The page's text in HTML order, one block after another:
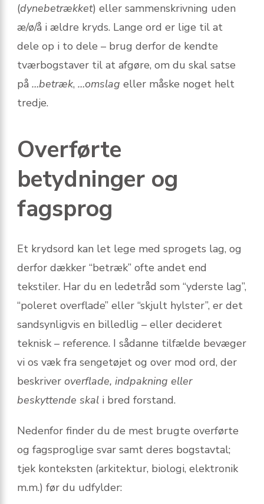
(dynebetrækket) eller sammenskrivning uden
æ/ø/å i ældre kryds. Lange ord er lige til at
dele op i to dele – brug derfor de kendte
tværbogstaver til at afgøre, om du skal satse
på …betræk, …omslag eller måske noget helt
tredje.
Overførte
betydninger og
fagsprog
Et krydsord kan let lege med sprogets lag, og
derfor dækker “betræk” ofte andet end
tekstiler. Har du en ledetråd som “yderste lag”,
“poleret overflade” eller “skjult hylster”, er det
sandsynligvis en billedlig – eller decideret
teknisk – reference. I sådanne tilfælde bevæger
vi os væk fra sengetøjet og over mod ord, der
beskriver overflade, indpakning eller
beskyttende skal i bred forstand.
Nedenfor finder du de mest brugte overførte
og fagsproglige svar samt deres bogstavtal;
tjek konteksten (arkitektur, biologi, elektronik
m.m.) før du udfylder: